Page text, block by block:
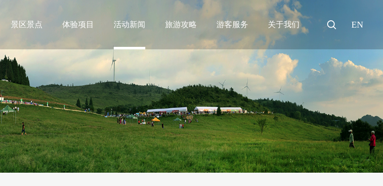
景区景点 体验项目 活动新闻 旅游攻略 游客服务 关于我们  EN